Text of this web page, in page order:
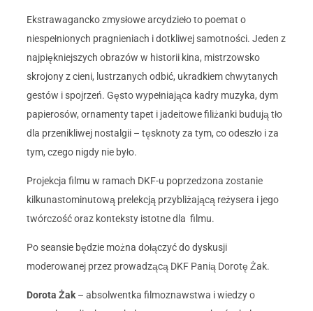
Ekstrawagancko zmysłowe arcydzieło to poemat o
niespełnionych pragnieniach i dotkliwej samotności. Jeden z
najpiękniejszych obrazów w historii kina, mistrzowsko
skrojony z cieni, lustrzanych odbić, ukradkiem chwytanych
gestów i spojrzeń. Gęsto wypełniająca kadry muzyka, dym
papierosów, ornamenty tapet i jadeitowe filiżanki budują tło
dla przenikliwej nostalgii – tęsknoty za tym, co odeszło i za
tym, czego nigdy nie było.
Projekcja filmu w ramach DKF-u poprzedzona zostanie
kilkunastominutową prelekcją przybliżającą reżysera i jego
twórczość oraz konteksty istotne dla filmu.
Po seansie będzie można dołączyć do dyskusji
moderowanej przez prowadzącą DKF Panią Dorotę Żak.
Dorota Żak – absolwentka filmoznawstwa i wiedzy o